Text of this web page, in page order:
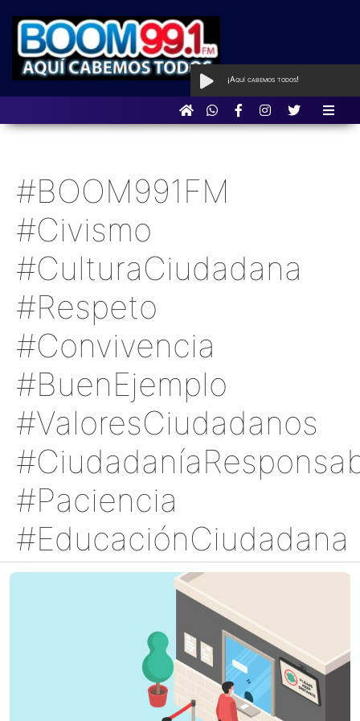
AL AIRE
con Boom Party
¡Aquí cabemos todos!
#BOOM991FM
#Civismo
#CulturaCiudadana
#Respeto
#Convivencia
#BuenEjemplo
#ValoresCiudadanos
#Paciencia
#EducaciónCiudadana